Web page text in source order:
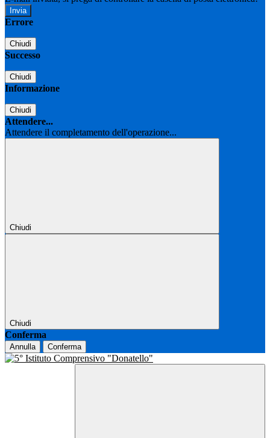
Errore
Chiudi
Successo
Chiudi
Informazione
Chiudi
Attendere...
Attendere il completamento dell'operazione...
Chiudi
Chiudi
Conferma
Annulla Conferma